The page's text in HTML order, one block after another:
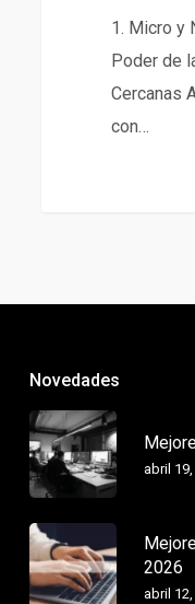
1. Micro y
Poder de
Cercanas
con…
Novedades
abril
2026
abril